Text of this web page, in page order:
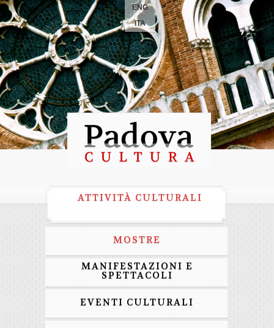
ENG
ITA
ATTIVITÀ CULTURALI
MOSTRE
MANIFESTAZIONI E
SPETTACOLI
EVENTI CULTURALI